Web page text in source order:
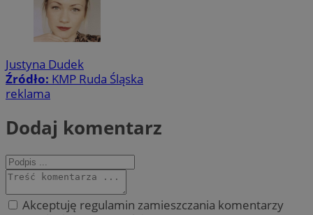
Justyna Dudek
Źródło: KMP Ruda Śląska
reklama
Dodaj komentarz
Akceptuję regulamin zamieszczania komentarzy